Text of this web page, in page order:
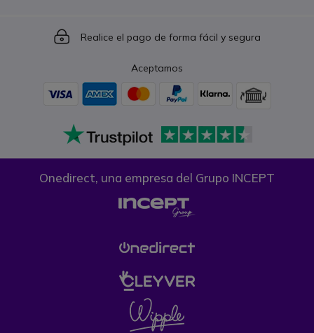
Icon
Realice el pago de forma fácil y segura
Aceptamos
Onedirect, una empresa del Grupo INCEPT